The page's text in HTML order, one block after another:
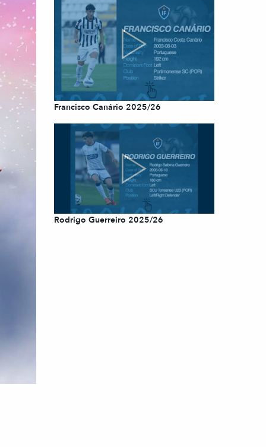
Francisco Canário 2025/26
Rodrigo Guerreiro 2025/26